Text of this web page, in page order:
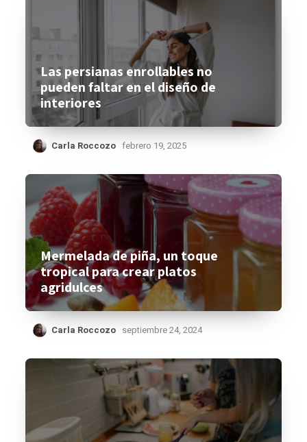
Las persianas enrollables no
pueden faltar en el diseño de
interiores
Carla Roccozo febrero 19, 2025
Mermelada de piña, un toque
tropical para crear platos
agridulces
Carla Roccozo septiembre 24, 2024